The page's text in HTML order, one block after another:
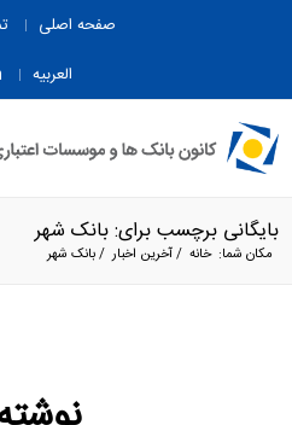
صفحه اصلی
العربیه
بایگانی برچسب برای: بانک شهر
مکان شما: خانه /آخرین اخبار /بانک شهر